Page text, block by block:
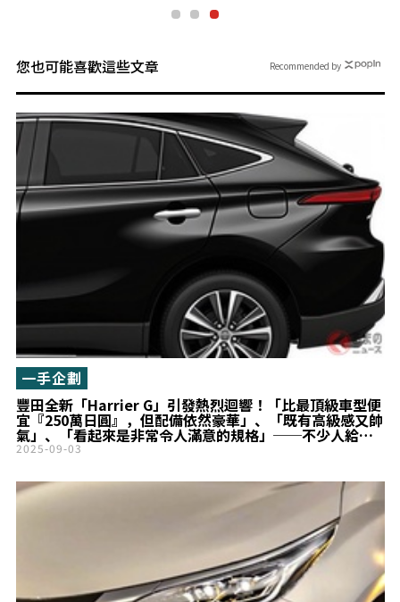
您也可能喜歡這些文章
豐田全新「Harrier G」引發熱烈迴響！「比最頂級車型便
宜『250萬日圓』，但配備依然豪華」、「既有高級感又帥
氣」、「看起來是非常令人滿意的規格」──不少人給出
這樣的評價！這款兼具優雅設計與高性價比的「最入門車
一手企劃
2025-09-03
Recommended by